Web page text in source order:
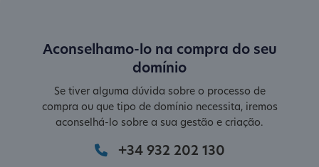
Aconselhamo-lo na compra do seu
domínio
Se tiver alguma dúvida sobre o processo de
compra ou que tipo de domínio necessita, iremos
aconselhá-lo sobre a sua gestão e criação.
+34 932 202 130